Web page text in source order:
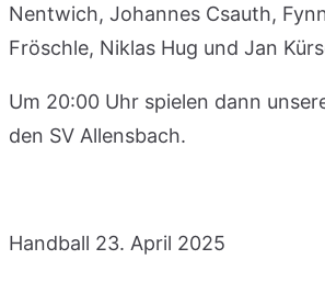
Nentwich, Johannes Csauth,
Fröschle, Niklas Hug und Jan
Um 20:00 Uhr spielen dann
den SV Allensbach.
Handball 23. April 2025